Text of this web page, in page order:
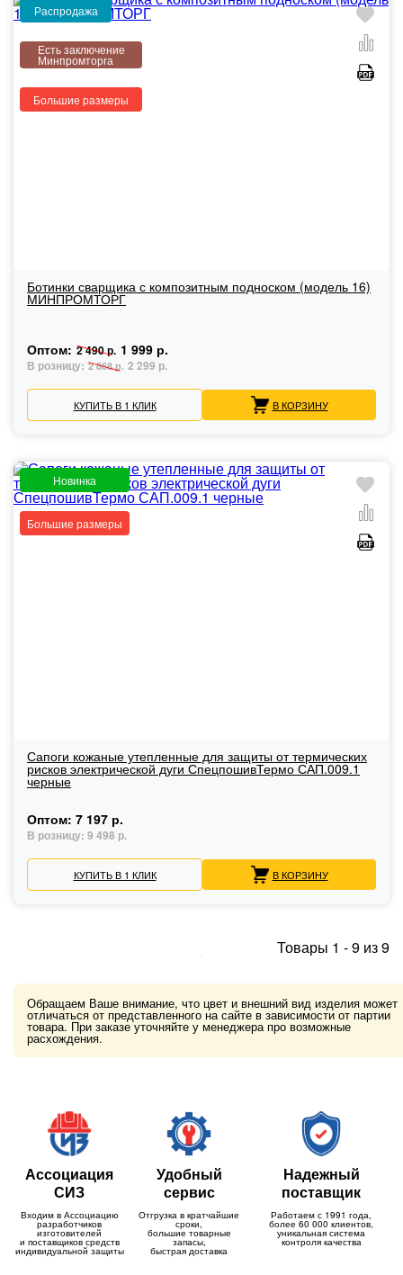
Распродажа
Есть заключение
Минпромторга
Большие размеры
Ботинки сварщика с композитным подноском (модель 16)
МИНПРОМТОРГ
Оптом: 2 490 р. 1 999 р.
В розницу: 2 868 р. 2 299 р.
КУПИТЬ В 1 КЛИК В КОРЗИНУ
Новинка
Большие размеры
Сапоги кожаные утепленные для защиты от термических
рисков электрической дуги СпецпошивТермо САП.009.1
черные
Оптом: 7 197 р.
В розницу: 9 498 р.
КУПИТЬ В 1 КЛИК В КОРЗИНУ
Товары 1 -9 из9
Обращаем Ваше внимание, что цвет и внешний вид изделия может
отличаться от представленного на сайте в зависимости от партии
товара. При заказе уточняйте у менеджера про возможные
расхождения.
Ассоциация
СИЗ
Входим в Ассоциацию
разработчиков
изготовителей
и поставщиков средств
индивидуальной защиты
Удобный
сервис
Отгрузка в кратчайшие
сроки,
большие товарные
запасы,
быстрая доставка
Надежный
поставщик
Работаем с 1991 года,
более 60 000 клиентов,
уникальная система
контроля качества